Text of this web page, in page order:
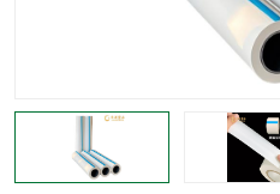
不锈钢板保护膜